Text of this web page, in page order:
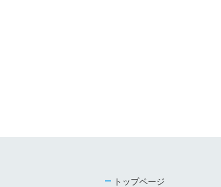
トップページ